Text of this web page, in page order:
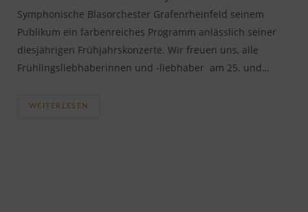
Symphonische Blasorchester Grafenrheinfeld seinem
Publikum ein farbenreiches Programm anlässlich seiner
diesjährigen Frühjahrskonzerte. Wir freuen uns, alle
Frühlingsliebhaberinnen und -liebhaber am 25. und…
WEITERLESEN